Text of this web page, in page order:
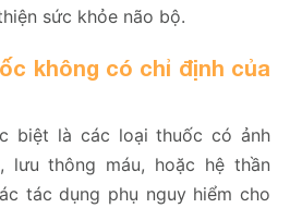
sức khỏe não bộ.
không có chỉ định của
biệt là các loại thuốc có ảnh
lưu thông máu, hoặc hệ thần
tác dụng phụ nguy hiểm cho